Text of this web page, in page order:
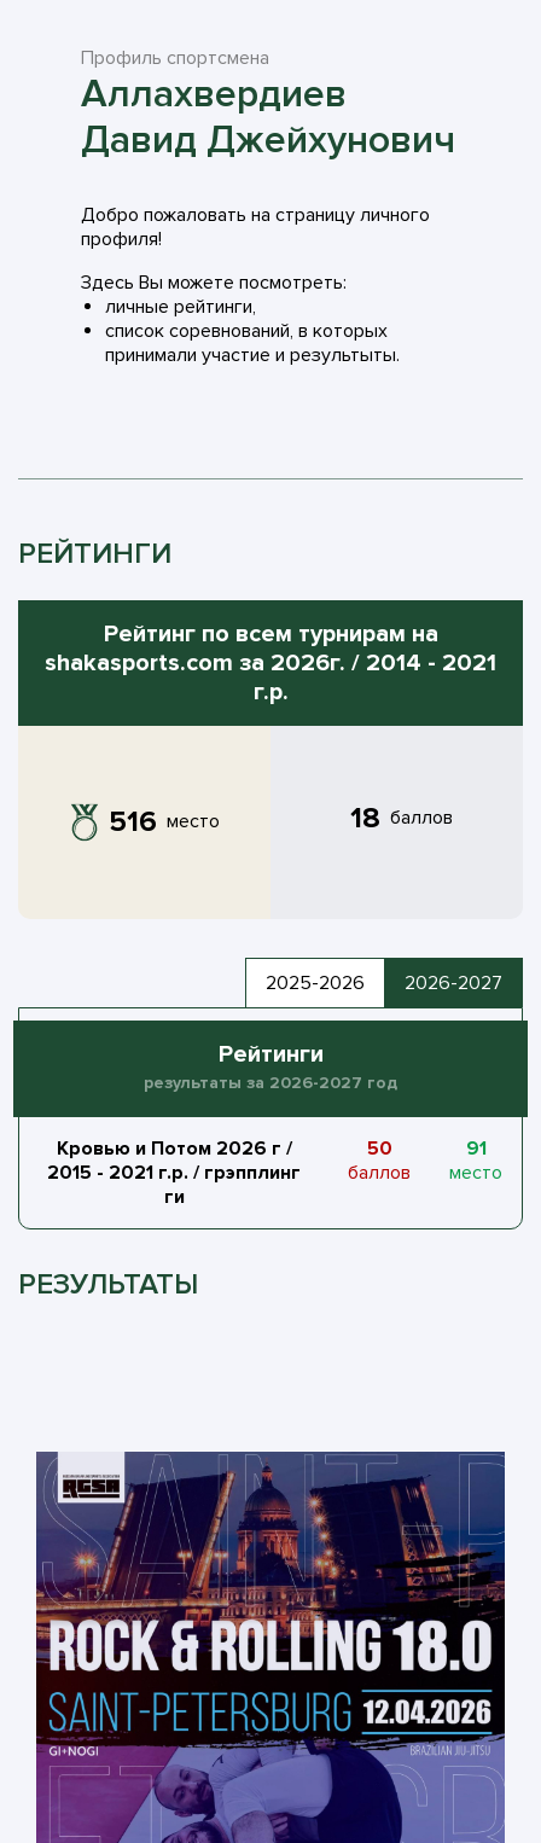
Профиль спортсмена
Аллахвердиев
Давид Джейхунович
Добро пожаловать на страницу личного
профиля!
Здесь Вы можете посмотреть:
личные рейтинги,
список соревнований, в которых
принимали участие и результыты.
РЕЙТИНГИ
Рейтинг по всем турнирам на
shakasports.com за 2026г. / 2014 - 2021
г.р.
516 место 18 баллов
2025-2026 2026-2027
Рейтинги
результаты за 2026-2027 год
Кровью и Потом 2026 г /
2015 - 2021 г.р. / грэпплинг
ги
50
баллов
91
место
РЕЗУЛЬТАТЫ